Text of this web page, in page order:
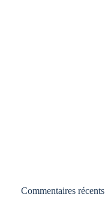
Commentaires récents